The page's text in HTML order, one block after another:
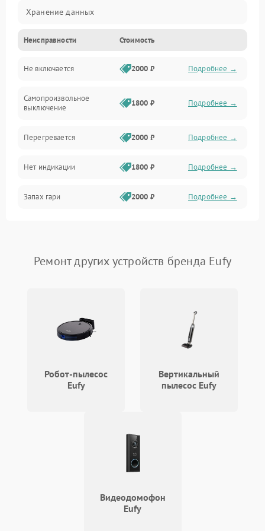
Хранение данных
Неисправности Стоимость
Не включается 2000 ₽ Подробнее →
Самопроизвольное
выключение
1800 ₽ Подробнее →
Перегревается 2000 ₽ Подробнее →
Нет индикации 1800 ₽ Подробнее →
Запах гари 2000 ₽ Подробнее →
Ремонт других устройств бренда Eufy
Робот-пылесос
Eufy
Вертикальный
пылесос Eufy
Видеодомофон
Eufy